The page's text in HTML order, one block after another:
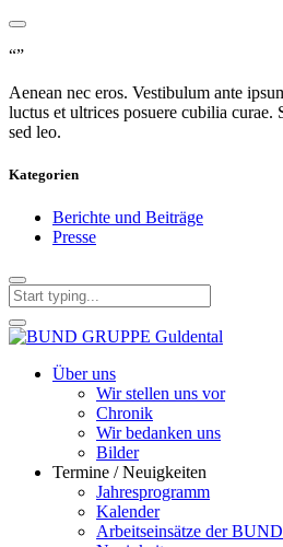
“”
Aenean nec eros. Vestibulum ante
luctus et ultrices posuere cubilia curae.
sed leo.
Kategorien
Berichte und Beiträge
Presse
Über uns
Wir stellen uns vor
Chronik
Wir bedanken uns
Bilder
Termine / Neuigkeiten
Jahresprogramm
Kalender
Arbeitseinsätze der